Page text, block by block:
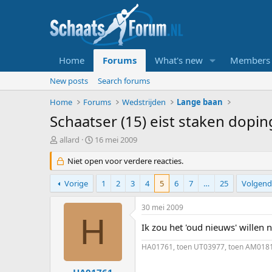
Home Forums What's new Members
New posts
Search forums
Home
Forums Wedstrijden Lange baan
Schaatser (15) eist staken
T
p
i
c
s
allard
S
a
r
d
a
16 mei 2009
Niet open voor verdere reacties.
Vorige 1 2 3 4 5 6 7 … 25
H
30 mei 2009
Ik zou het 'oud nieuws' willen
HA01761, toen UT03977, toen